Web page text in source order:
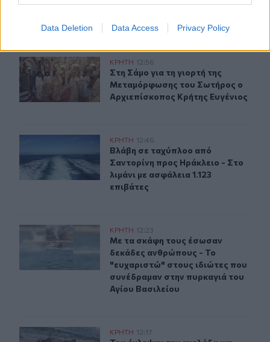
Data Deletion Data Access Privacy Policy
Φαραγγιού - "Πολλές φορές
Στη Σάμο για τη γιορτή της Μεταμόρφωσης του
ΚΡΗΤΗ 12:56
Στη Σάμο για τη γιορτή της
Στη Σάμο για τη γιορτή της
Μεταμόρφωσης του Σωτήρος ο
Αρχιεπίσκοπος Κρήτης Ευγένιος
Βλάβη σε ταχύπλοο από Σαντορίνη προς Ηράκλειο -
ΚΡΗΤΗ 12:46
Βλάβη σε ταχύπλοο από Σαντορίνη
Βλάβη σε ταχύπλοο από
Σαντορίνη προς Ηράκλειο - Στο
λιμάνι με ασφάλεια 1.123
επιβάτες
Με τα σκάφη τους έσωσαν δεκάδες ανθρώπους - Το
ΚΡΗΤΗ 12:23
Με τα σκάφη τους έσωσαν δεκάδες
Με τα σκάφη τους έσωσαν
δεκάδες ανθρώπους - Το
"ευχαριστώ" στους ιδιώτες που
συνέδραμαν στην πυρκαγιά του
Αγίου Βασιλείου
Πόμπια: Του έκλεψαν την αγελάδα και ξέσπασε στα
ΚΡΗΤΗ 12:17